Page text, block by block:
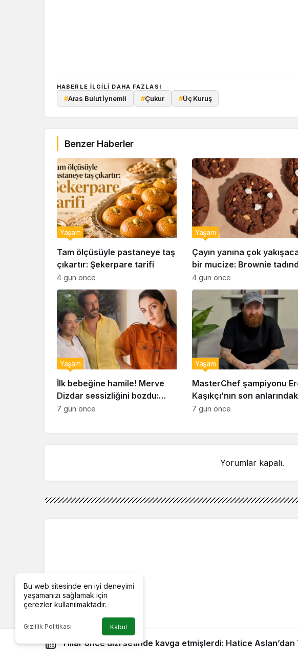
HABERLE ILGILI DAHA FAZLASI
#Aras Bulut İynemli #Çukur #Üç Kuruş
Benzer Haberler
Tam ölçüsüyle pastaneye taş
çıkartır: Şekerpare tarifi
Yaşam
4 gün önce
Çayın yanına çok
bir mucize: Brownie
ıslak kurabiye tarifi…
Yaşam
4 gün önce
İlk bebeğine hamile! Merve
Dizdar sessizliğini bozdu:
‘İsim bulmak çok zor’
Yaşam
7 gün önce
MasterChef şampiyonu
Kaşıkçı’nın son
kahreden detay ortaya çıktı
Yaşam
7 gün önce
Yorumlar kapalı.
Yıllar önce dizi setinde kavga etmişlerdi: Hatice Aslan’dan
Bu web sitesinde en iyi deneyimi
yaşamanızı sağlamak için
çerezler kullanılmaktadır.
Gizlilik Politikası Kabul